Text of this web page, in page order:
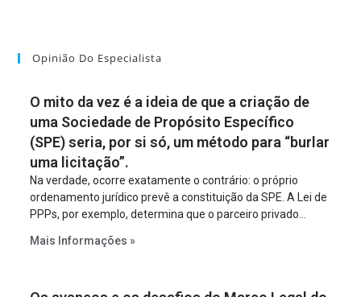
Opinião Do Especialista
O mito da vez é a ideia de que a criação de
uma Sociedade de Propósito Específico
(SPE) seria, por si só, um método para “burlar
uma licitação”.
Na verdade, ocorre exatamente o contrário: o próprio
ordenamento jurídico prevê a constituição da SPE. A Lei de
PPPs, por exemplo, determina que o parceiro privado
empreendimento. Ou seja, a suposta “fraude à licitação” é
Mais Informações »